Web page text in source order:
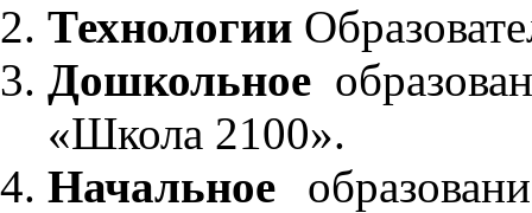
Технологии
Дошкольное
«Школа 2100».
Начальное